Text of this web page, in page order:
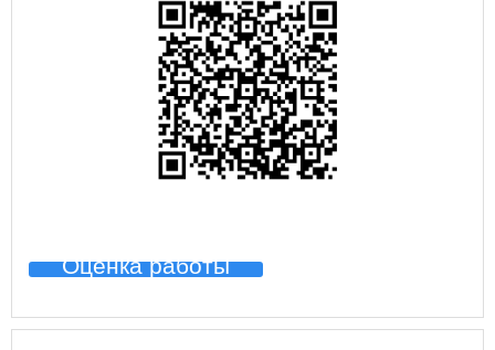
Оценка работы